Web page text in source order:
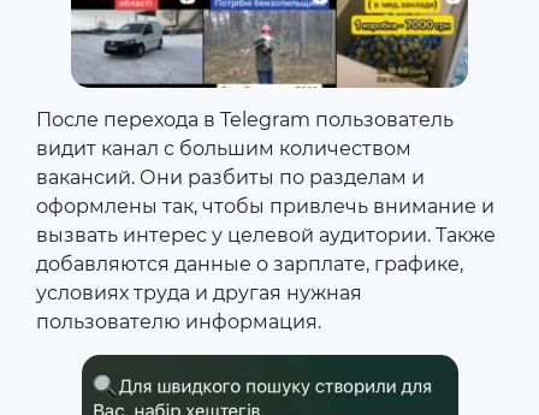
После перехода в Telegram пользователь
видит канал с большим количеством
вакансий. Они разбиты по разделам и
оформлены так, чтобы привлечь внимание и
вызвать интерес у целевой аудитории. Также
добавляются данные о зарплате, графике,
условиях труда и другая нужная
пользователю информация.